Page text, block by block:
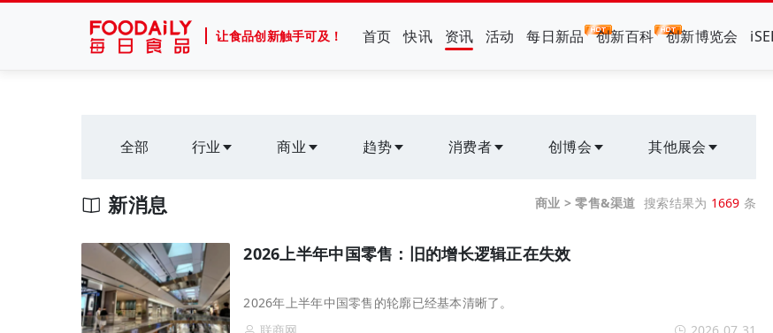
让食品创新触手可及！ 首页 快讯 资讯 活动 每日新品 创新百科 创新博览会
全部 行业 商业 趋势 消费者 创博会 其他展会
商业 > 零售&渠道 搜索结果为 1669 条
新消息
2026上半年中国零售：旧的增长逻辑正在失效
2026年上半年中国零售的轮廓已经基本清晰了。